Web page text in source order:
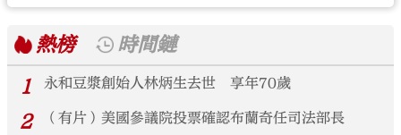
熱榜
時間鏈
1
永和豆漿創始人林炳生去世 享年70歲
2 （有片）美國參議院投票確認布蘭奇任司法部長